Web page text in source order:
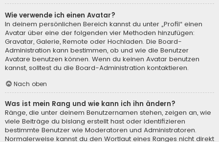
Wie verwende ich einen Avatar?
In deinem persönlichen Bereich kannst du unter „Profil“ einen
Avatar über eine der folgenden vier Methoden hinzufügen:
Gravatar, Galerie, Remote oder Hochladen. Die Board-
Administration kann bestimmen, ob und wie die Benutzer
Avatare benutzen können. Wenn du keinen Avatar benutzen
kannst, solltest du die Board-Administration kontaktieren.
Nach oben
Was ist mein Rang und wie kann ich ihn ändern?
Ränge, die unter deinem Benutzernamen stehen, zeigen an, wie
viele Beiträge du bislang erstellt hast oder identifizieren
bestimmte Benutzer wie Moderatoren und Administratoren.
Normalerweise kannst du den Wortlaut eines Ranges nicht direkt